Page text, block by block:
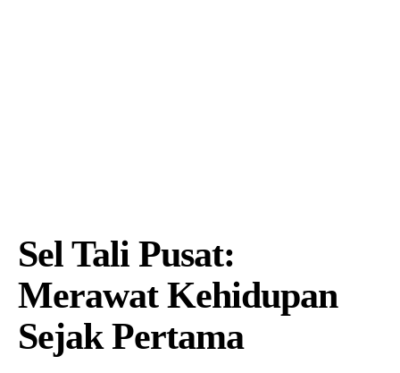
Sel Tali Pusat:
Merawat Kehidupan
Sejak Pertama